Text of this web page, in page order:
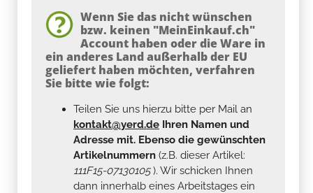
Wenn Sie das nicht wünschen
bzw. keinen "MeinEinkauf.ch"
Account haben oder die Ware in
ein anderes Land außerhalb der EU
geliefert haben möchten, verfahren
Sie bitte wie folgt:
Teilen Sie uns hierzu bitte per Mail an
kontakt@yerd.de Ihren Namen und
Adresse mit. Ebenso die gewünschten
Artikelnummern (z.B. dieser Artikel:
111F15-07130105). Wir schicken Ihnen
dann innerhalb eines Arbeitstages ein